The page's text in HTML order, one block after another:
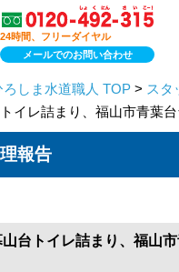
24時間、フリーダイヤル
メールでのお問い合わせ
しま水道職人 TOP > スタ
イレ詰まり、福山市青葉台
報告
台トイレ詰まり、福山